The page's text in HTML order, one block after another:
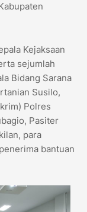
Kejaksaan
sejumlah
Bidang Sarana
Susilo,
Polres
Pasiter
para
bantuan